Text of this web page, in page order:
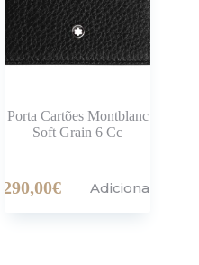
Porta Cartões Montblanc
Soft Grain 6 Cc
290,00€ Adicionar